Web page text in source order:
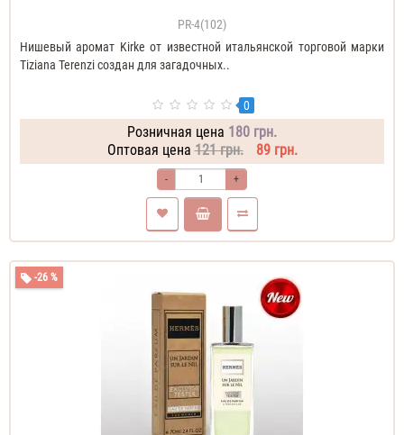
PR-4(102)
Нишевый аромат Kirke от известной итальянской торговой марки
Tiziana Terenzi создан для загадочных..
0
Розничная цена 180 грн.
Оптовая цена 121 грн. 89 грн.
- +
-26 %